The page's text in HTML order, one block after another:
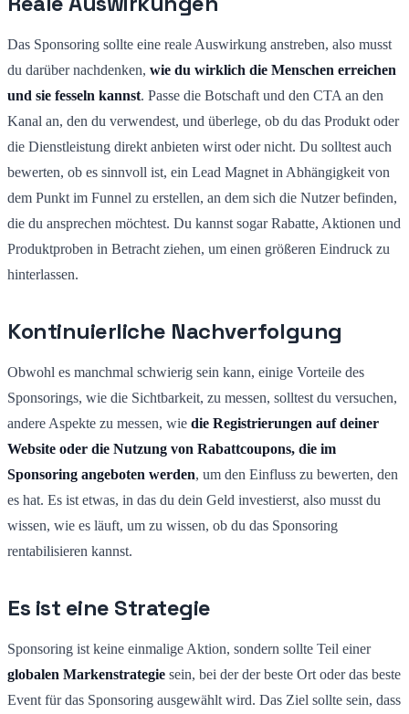
Das Sponsoring sollte eine reale Auswirkung anstreben, also musst
du darüber nachdenken, wie du wirklich die Menschen erreichen
und sie fesseln kannst. Passe die Botschaft und den CTA an den
Kanal an, den du verwendest, und überlege, ob du das Produkt oder
die Dienstleistung direkt anbieten wirst oder nicht. Du solltest auch
bewerten, ob es sinnvoll ist, ein Lead Magnet in Abhängigkeit von
dem Punkt im Funnel zu erstellen, an dem sich die Nutzer befinden,
die du ansprechen möchtest. Du kannst sogar Rabatte, Aktionen und
Produktproben in Betracht ziehen, um einen größeren Eindruck zu
hinterlassen.
Kontinuierliche Nachverfolgung
Obwohl es manchmal schwierig sein kann, einige Vorteile des
Sponsorings, wie die Sichtbarkeit, zu messen, solltest du versuchen,
andere Aspekte zu messen, wie die Registrierungen auf deiner
Website oder die Nutzung von Rabattcoupons, die im
Sponsoring angeboten werden, um den Einfluss zu bewerten, den
es hat. Es ist etwas, in das du dein Geld investierst, also musst du
wissen, wie es läuft, um zu wissen, ob du das Sponsoring
rentabilisieren kannst.
Es ist eine Strategie
Sponsoring ist keine einmalige Aktion, sondern sollte Teil einer
globalen Markenstrategie sein, bei der der beste Ort oder das beste
Event für das Sponsoring ausgewählt wird. Das Ziel sollte sein, dass